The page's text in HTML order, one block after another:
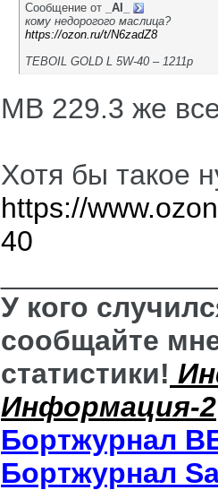
Сообщение от
_AI_
кому недорогого маслица?
https://ozon.ru/t/N6zadZ8
TEBOIL GOLD L 5W-40 – 1211р
MB 229.3 же
Хотя бы такое
https://
40
У кого
сообщайте
статистики!
Информация-2
Бортжурнал
Бортжурнал